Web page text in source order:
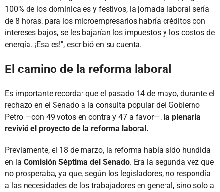
100% de los dominicales y festivos, la jornada laboral sería
de 8 horas, para los microempresarios habría créditos con
intereses bajos, se les bajarían los impuestos y los costos de
energía. ¡Esa es!", escribió en su cuenta.
El camino de la reforma laboral
Es importante recordar que el pasado 14 de mayo, durante el
rechazo en el Senado a la consulta popular del Gobierno
Petro —con 49 votos en contra y 47 a favor—, la plenaria
revivió el proyecto de la reforma laboral.
Previamente, el 18 de marzo, la reforma había sido hundida
en la Comisión Séptima del Senado. Era la segunda vez que
no prosperaba, ya que, según los legisladores, no respondía
a las necesidades de los trabajadores en general, sino solo a